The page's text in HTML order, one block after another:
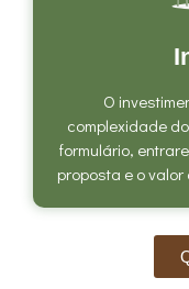
O
complexidade
formulário,
proposta e o